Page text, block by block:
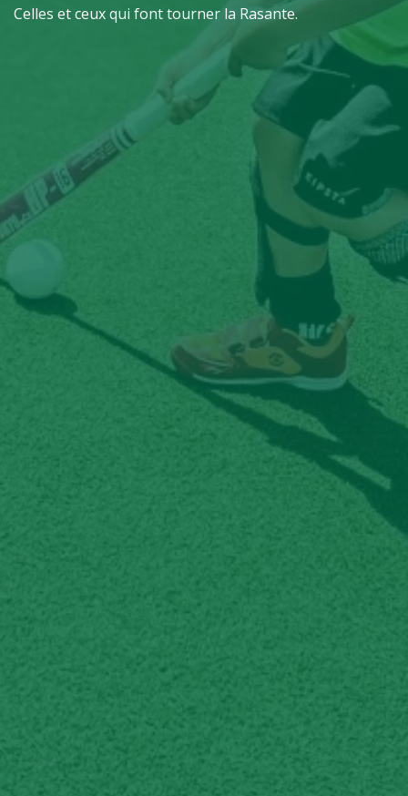
Celles et ceux qui font tourner la Rasante.